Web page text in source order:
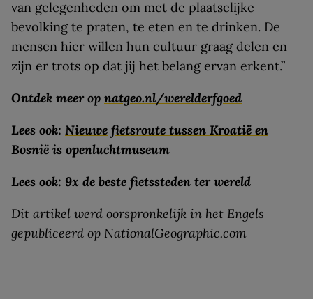
van gelegenheden om met de plaatselijke
bevolking te praten, te eten en te drinken. De
mensen hier willen hun cultuur graag delen en
zijn er trots op dat jij het belang ervan erkent.”
Ontdek meer op natgeo.nl/werelderfgoed
Lees ook: Nieuwe fietsroute tussen Kroatië en
Bosnië is openluchtmuseum
Lees ook: 9x de beste fietssteden ter wereld
Dit artikel werd oorspronkelijk in het Engels
gepubliceerd op NationalGeographic.com